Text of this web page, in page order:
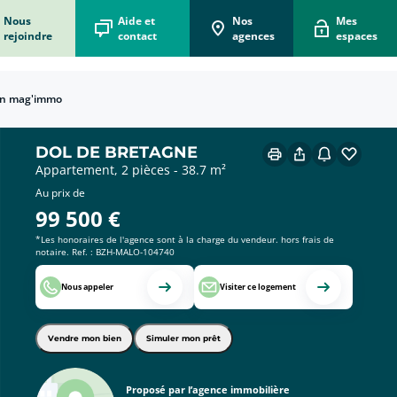
Nous
rejoindre
Aide et
contact
Nos
agences
Mes
espaces
mag'immo
DOL DE BRETAGNE
Appartement, 2 pièces - 38.7 m²
Au prix de
99 500 €
*Les honoraires de l'agence sont à la charge du vendeur. hors frais de
notaire. Ref. : BZH-MALO-104740
Nous appeler Visiter ce logement
Simuler mon prêt
Vendre mon bien
Proposé par l’agence immobilière